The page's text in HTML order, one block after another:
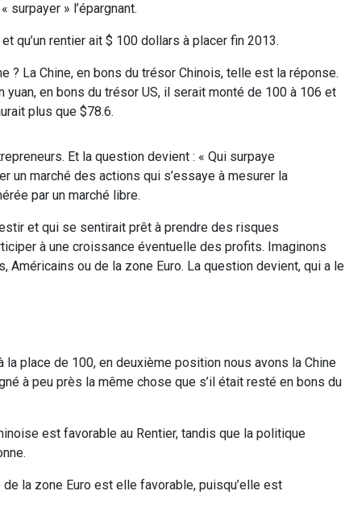
surpayer » l’épargnant.
qu’un rentier ait $ 100 dollars à placer fin 2013.
? La Chine, en bons du trésor Chinois, telle est la réponse.
en bons du trésor US, il serait monté de 100 à 106 et
plus que $78.6.
Et la question devient : « Qui surpaye
un marché des actions qui s’essaye à mesurer la
par un marché libre.
et qui se sentirait prêt à prendre des risques
à une croissance éventuelle des profits. Imaginons
ou de la zone Euro. La question devient, qui a le
place de 100, en deuxième position nous avons la Chine
à peu près la même chose que s’il était resté en bons du
est favorable au Rentier, tandis que la politique
la zone Euro est elle favorable, puisqu’elle est